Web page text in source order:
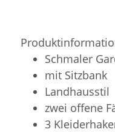
Schmaler
mit Sitzbank
Landhausstil
zwei offene
3